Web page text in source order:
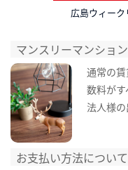
広島ウィー
マンスリーマンショ
通常の
数料がす
法人様
お支払い方法について